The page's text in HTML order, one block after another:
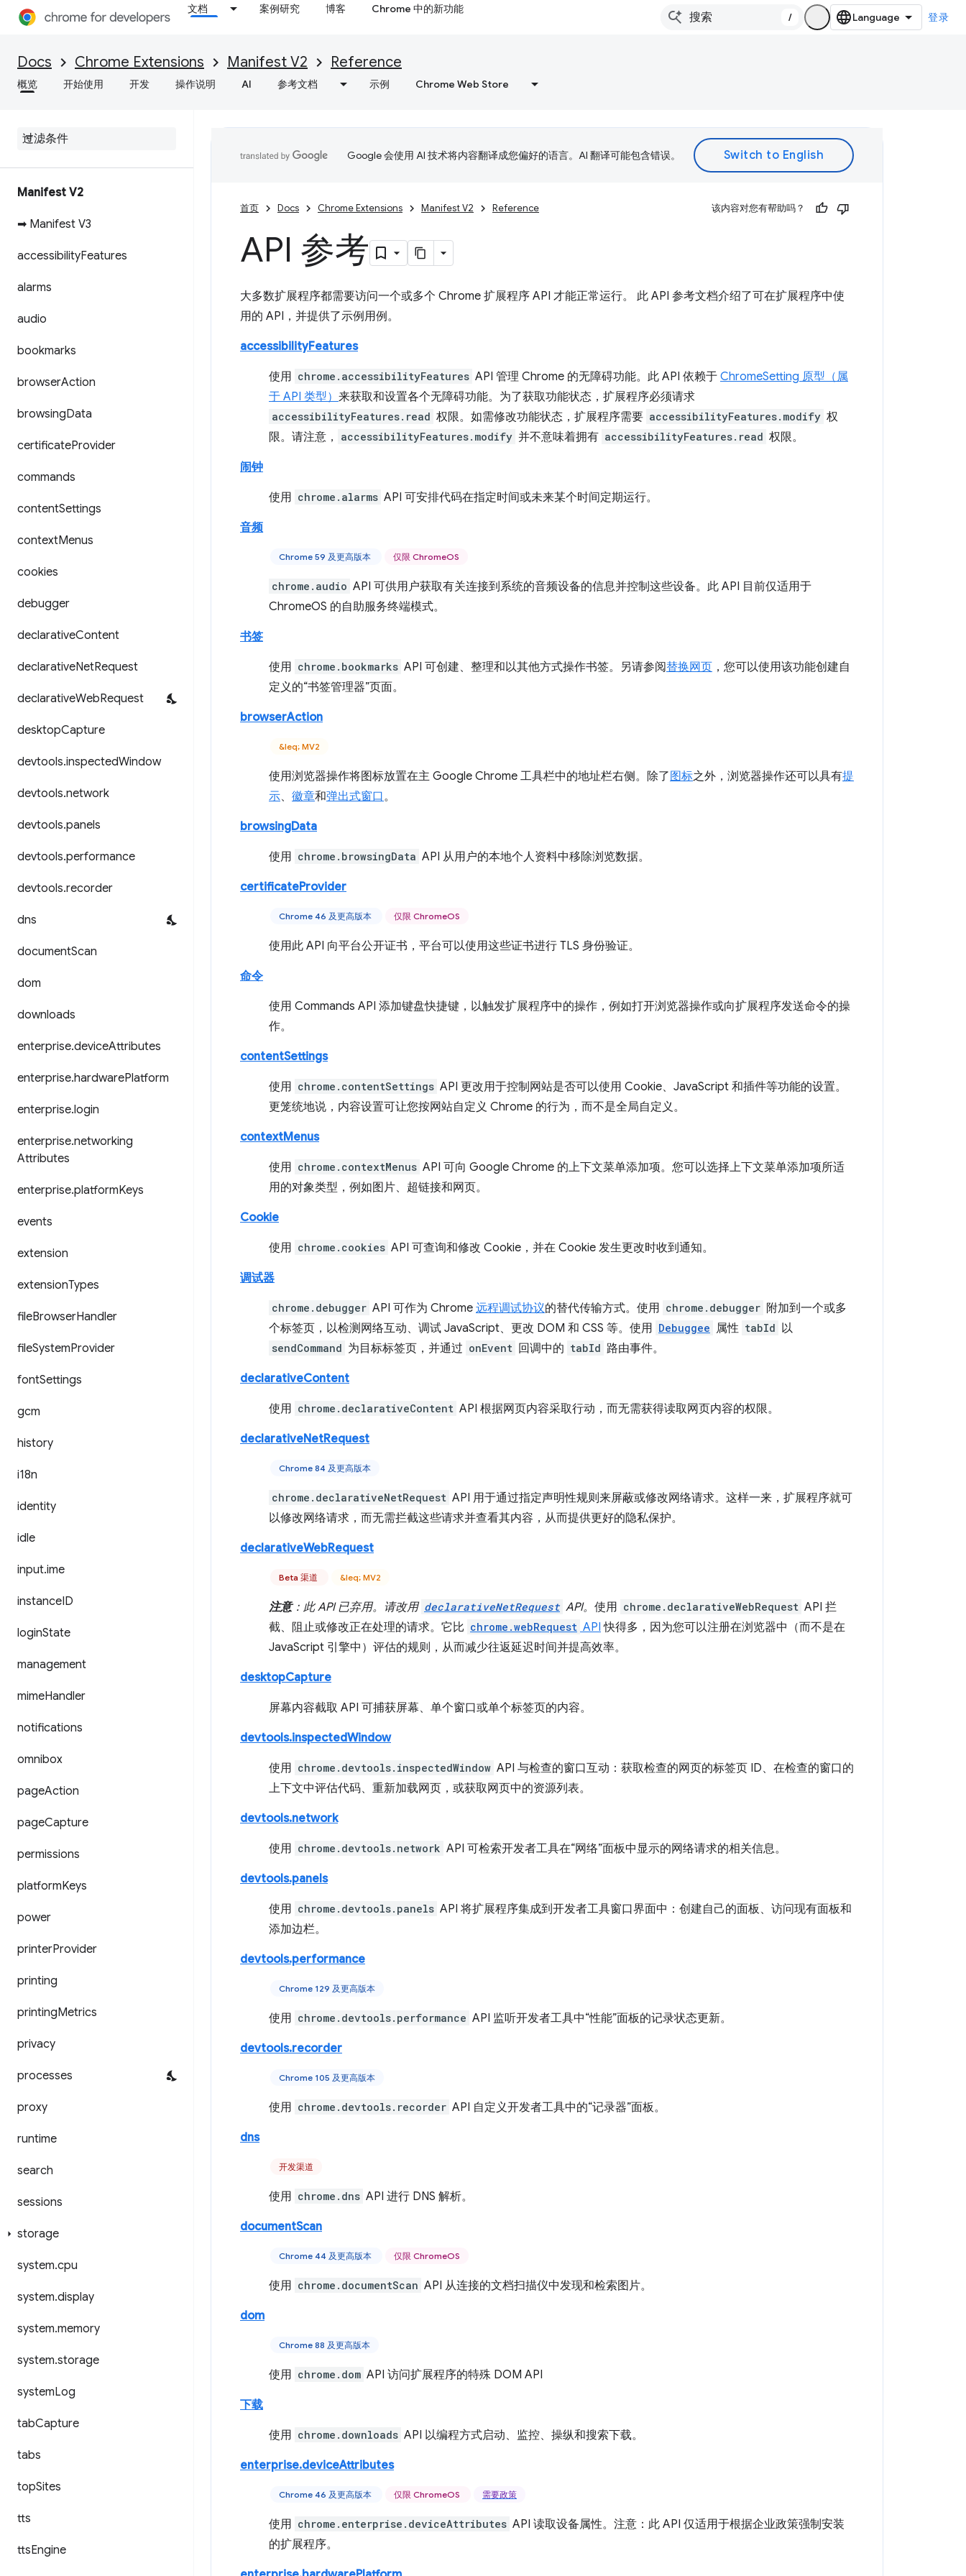
文档 案例研究 博客 Chrome 中的新功能
/ 登录
Docs Chrome Extensions Manifest V2 Reference
概览 开始使用 开发 操作说明 AI 参考文档 示例 Chrome Web Store
Manifest V2
➡ Manifest V3
accessibilityFeatures
alarms
audio
bookmarks
browserAction
browsingData
certificateProvider
commands
contentSettings
contextMenus
cookies
debugger
declarativeContent
declarativeNetRequest
declarativeWebRequest
desktopCapture
devtools.inspectedWindow
devtools.network
devtools.panels
devtools.performance
devtools.recorder
dns
documentScan
dom
downloads
enterprise.deviceAttributes
enterprise.hardwarePlatform
enterprise.login
enterprise.networking
Attributes
enterprise.platformKeys
events
extension
extensionTypes
fileBrowserHandler
fileSystemProvider
fontSettings
gcm
history
i18n
identity
idle
input.ime
instanceID
loginState
management
mimeHandler
notifications
omnibox
pageAction
pageCapture
permissions
platformKeys
power
printerProvider
printing
printingMetrics
privacy
processes
proxy
runtime
search
sessions
storage
system.cpu
system.display
system.memory
system.storage
systemLog
tabCapture
tabs
topSites
tts
ttsEngine
Google 会使用 AI 技术将内容翻译成您偏好的语言。AI 翻译可能包含错误。
首页 Docs Chrome Extensions Manifest V2 Reference 该内容对您有帮助吗？
API 参考
大多数扩展程序都需要访问一个或多个 Chrome 扩展程序 API 才能正常运行。 此 API 参考文档介绍了可在扩展程序中使
用的 API，并提供了示例用例。
accessibilityFeatures
使用 chrome.accessibilityFeatures API 管理 Chrome 的无障碍功能。此 API 依赖于 ChromeSetting 原型（属
于 API 类型） 来获取和设置各个无障碍功能。为了获取功能状态，扩展程序必须请求
accessibilityFeatures.read 权限。如需修改功能状态，扩展程序需要 accessibilityFeatures.modify 权
限。请注意，
accessibilityFeatures.modify 并不意味着拥有 accessibilityFeatures.read 权限。
闹钟
使用 chrome.alarms API 可安排代码在指定时间或未来某个时间定期运行。
音频
Chrome 59 及更高版本 仅限 ChromeOS
chrome.audio API 可供用户获取有关连接到系统的音频设备的信息并控制这些设备。此 API 目前仅适用于
ChromeOS 的自助服务终端模式。
书签
使用 chrome.bookmarks API 可创建、整理和以其他方式操作书签。另请参阅替换网页 ，您可以使用该功能创建自
定义的“书签管理器”页面。
browserAction
&leq; MV2
使用浏览器操作将图标放置在主 Google Chrome 工具栏中的地址栏右侧。除了 图标之外，浏览器操作还可以具有提
示、 徽章和弹出式窗口。
browsingData
使用 chrome.browsingData API 从用户的本地个人资料中移除浏览数据。
certificateProvider
Chrome 46 及更高版本 仅限 ChromeOS
使用此 API 向平台公开证书，平台可以使用这些证书进行 TLS 身份验证。
命令
使用 Commands API 添加键盘快捷键，以触发扩展程序中的操作，例如打开浏览器操作或向扩展程序发送命令的操
作。
contentSettings
使用 chrome.contentSettings API 更改用于控制网站是否可以使用 Cookie、JavaScript 和插件等功能的设置。
更笼统地说，内容设置可让您按网站自定义 Chrome 的行为，而不是全局自定义。
contextMenus
使用 chrome.contextMenus API 可向 Google Chrome 的上下文菜单添加项。您可以选择上下文菜单添加项所适
用的对象类型，例如图片、超链接和网页。
Cookie
使用 chrome.cookies API 可查询和修改 Cookie，并在 Cookie 发生更改时收到通知。
调试器
chrome.debugger API 可作为 Chrome 远程调试协议的替代传输方式。使用 chrome.debugger 附加到一个或多
个标签页，以检测网络互动、调试 JavaScript、更改 DOM 和 CSS 等。使用 Debuggee 属性 tabId 以
sendCommand 为目标标签页，并通过 onEvent 回调中的 tabId 路由事件。
declarativeContent
使用 chrome.declarativeContent API 根据网页内容采取行动，而无需获得读取网页内容的权限。
declarativeNetRequest
Chrome 84 及更高版本
chrome.declarativeNetRequest API 用于通过指定声明性规则来屏蔽或修改网络请求。这样一来，扩展程序就可
以修改网络请求，而无需拦截这些请求并查看其内容，从而提供更好的隐私保护。
declarativeWebRequest
Beta 渠道 &leq; MV2
注意：此 API 已弃用。请改用 declarativeNetRequest API。 使用 chrome.declarativeWebRequest API 拦
截、阻止或修改正在处理的请求。它比 chrome.webRequest API 快得多，因为您可以注册在浏览器中（而不是在
JavaScript 引擎中）评估的规则，从而减少往返延迟时间并提高效率。
desktopCapture
屏幕内容截取 API 可捕获屏幕、单个窗口或单个标签页的内容。
devtools.inspectedWindow
使用 chrome.devtools.inspectedWindow API 与检查的窗口互动：获取检查的网页的标签页 ID、在检查的窗口的
上下文中评估代码、重新加载网页，或获取网页中的资源列表。
devtools.network
使用 chrome.devtools.network API 可检索开发者工具在“网络”面板中显示的网络请求的相关信息。
devtools.panels
使用 chrome.devtools.panels API 将扩展程序集成到开发者工具窗口界面中：创建自己的面板、访问现有面板和
添加边栏。
devtools.performance
Chrome 129 及更高版本
使用 chrome.devtools.performance API 监听开发者工具中“性能”面板的记录状态更新。
devtools.recorder
Chrome 105 及更高版本
使用 chrome.devtools.recorder API 自定义开发者工具中的“记录器”面板。
dns
开发渠道
使用 chrome.dns API 进行 DNS 解析。
documentScan
Chrome 44 及更高版本 仅限 ChromeOS
使用 chrome.documentScan API 从连接的文档扫描仪中发现和检索图片。
dom
Chrome 88 及更高版本
使用 chrome.dom API 访问扩展程序的特殊 DOM API
下载
使用 chrome.downloads API 以编程方式启动、监控、操纵和搜索下载。
enterprise.deviceAttributes
Chrome 46 及更高版本 仅限 ChromeOS 需要政策
使用 chrome.enterprise.deviceAttributes API 读取设备属性。注意：此 API 仅适用于根据企业政策强制安装
的扩展程序。